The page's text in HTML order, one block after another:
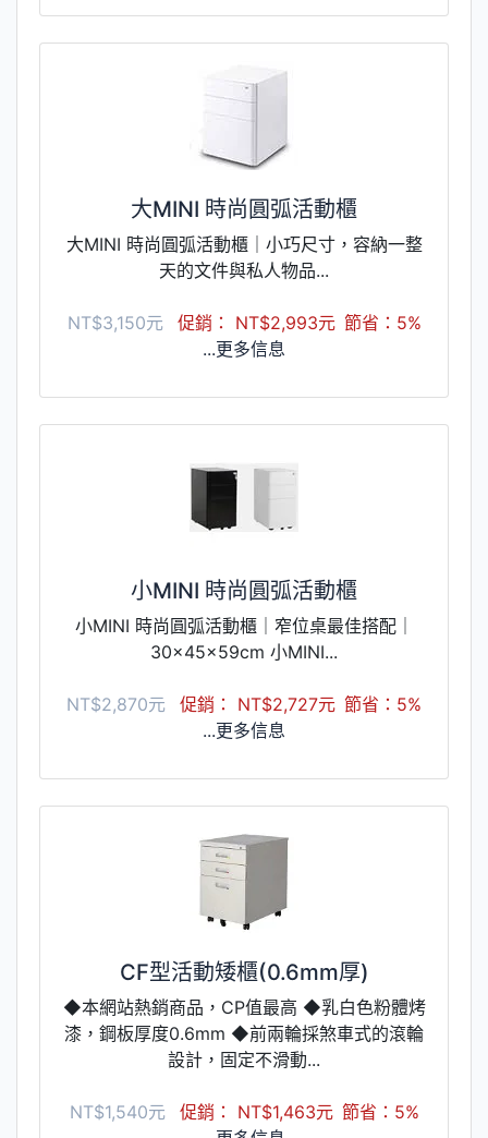
大MINI 時尚圓弧活動櫃
大MINI 時尚圓弧活動櫃｜小巧尺寸，容納一整
天的文件與私人物品...
NT$3,150元 促銷： NT$2,993元 節省：5%
...更多信息
小MINI 時尚圓弧活動櫃
小MINI 時尚圓弧活動櫃｜窄位桌最佳搭配｜
30×45×59cm 小MINI...
NT$2,870元 促銷： NT$2,727元 節省：5%
...更多信息
CF型活動矮櫃(0.6mm厚)
◆本網站熱銷商品，CP值最高 ◆乳白色粉體烤
漆，鋼板厚度0.6mm ◆前兩輪採煞車式的滾輪
設計，固定不滑動...
NT$1,540元 促銷： NT$1,463元 節省：5%